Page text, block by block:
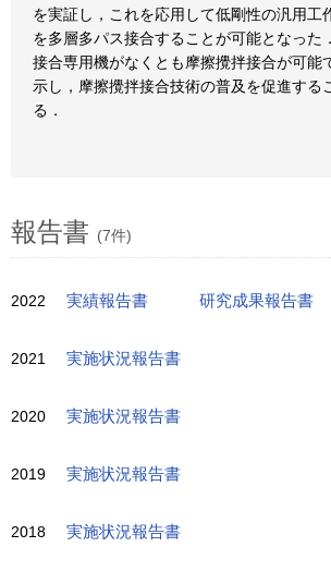
を実証し，これを応用して低剛性の汎用工
を多層多パス接合することが可能となった
接合専用機がなくとも摩擦攪拌接合が可能
示し，摩擦攪拌接合技術の普及を促進する
る．
報告書 (7件)
2022 実績報告書 研究成果報告書
2021 実施状況報告書
2020 実施状況報告書
2019 実施状況報告書
2018 実施状況報告書